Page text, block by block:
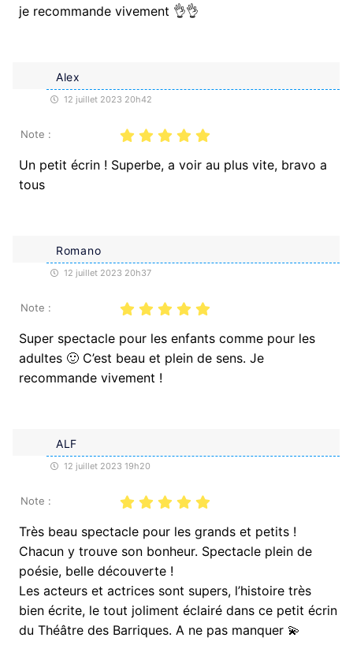
je recommande vivement 👌👌
Alex
12 juillet 2023 20h42
Note :
Un petit écrin ! Superbe, a voir au plus vite, bravo a
tous
Romano
12 juillet 2023 20h37
Note :
Super spectacle pour les enfants comme pour les
adultes 🙂 C’est beau et plein de sens. Je
recommande vivement !
ALF
12 juillet 2023 19h20
Note :
Très beau spectacle pour les grands et petits !
Chacun y trouve son bonheur. Spectacle plein de
poésie, belle découverte !
Les acteurs et actrices sont supers, l’histoire très
bien écrite, le tout joliment éclairé dans ce petit écrin
du Théâtre des Barriques. A ne pas manquer 💫